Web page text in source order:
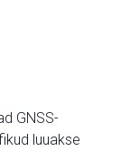
GNSS-
luuakse